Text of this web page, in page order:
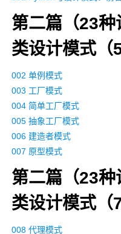
第二篇（23
类设计模式（5
002 单例模式
003 工厂模式
004 简单工厂模式
005 抽象工厂模式
006 建造者模式
007 原型模式
第二篇（23
类设计模式（7
008 代理模式